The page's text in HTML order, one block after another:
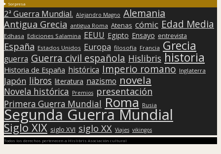
Sorpresa
2ª Guerra Mundial. Alejandro Magno Alemania
Antigua Grecia antigua Roma Atenas cómic Edad Media
Edhasa Ediciones Salamina EEUU Egipto Ensayo entrevista
España Estados Unidos Europa filosofía Francia Grecia
guerra Guerra civil española Hislibris historia
Historia de España histórica Imperio romano Inglaterra
Japón libros literatura nazismo novela
Novela histórica Premios presentación
Primera Guerra Mundial Roma Rusia
Segunda Guerra Mundial
Siglo XIX siglo XVI siglo XX Viajes vikingos
Todos los derechos pertenecen a Hislibris Asociación cultural